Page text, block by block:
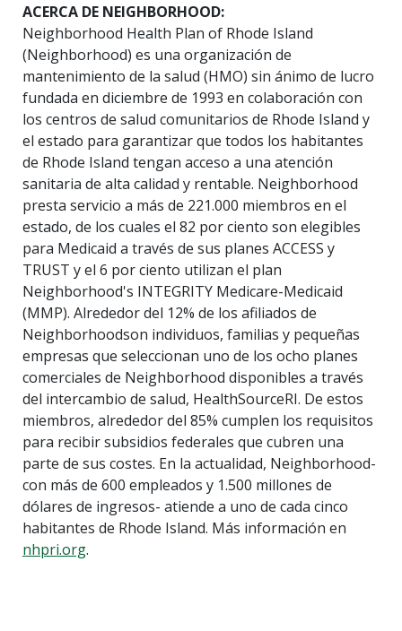
ACERCA DE NEIGHBORHOOD:
Neighborhood Health Plan of Rhode Island
(Neighborhood) es una organización de
mantenimiento de la salud (HMO) sin ánimo de lucro
fundada en diciembre de 1993 en colaboración con
los centros de salud comunitarios de Rhode Island y
el estado para garantizar que todos los habitantes
de Rhode Island tengan acceso a una atención
sanitaria de alta calidad y rentable. Neighborhood
presta servicio a más de 221.000 miembros en el
estado, de los cuales el 82 por ciento son elegibles
para Medicaid a través de sus planes ACCESS y
TRUST y el 6 por ciento utilizan el plan
Neighborhood's INTEGRITY Medicare-Medicaid
(MMP). Alrededor del 12% de los afiliados de
Neighborhoodson individuos, familias y pequeñas
empresas que seleccionan uno de los ocho planes
comerciales de Neighborhood disponibles a través
del intercambio de salud, HealthSourceRI. De estos
miembros, alrededor del 85% cumplen los requisitos
para recibir subsidios federales que cubren una
parte de sus costes. En la actualidad, Neighborhood-
con más de 600 empleados y 1.500 millones de
dólares de ingresos- atiende a uno de cada cinco
habitantes de Rhode Island. Más información en
nhpri.org.